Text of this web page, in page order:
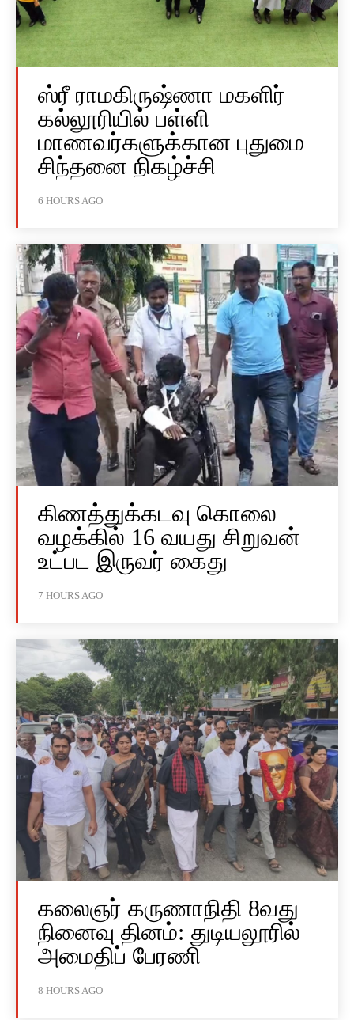
ஸ்ரீ ராமகிருஷ்ணா மகளிர்
கல்லூரியில் பள்ளி
மாணவர்களுக்கான புதுமை
சிந்தனை நிகழ்ச்சி
6 HOURS AGO
கிணத்துக்கடவு கொலை
வழக்கில் 16 வயது சிறுவன்
உட்பட இருவர் கைது
7 HOURS AGO
கலைஞர் கருணாநிதி 8வது
நினைவு தினம்: துடியலூரில்
அமைதிப் பேரணி
8 HOURS AGO